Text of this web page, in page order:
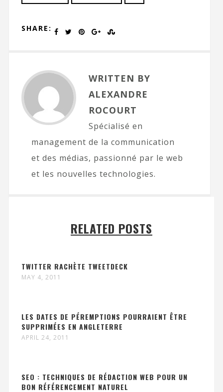
SHARE:
WRITTEN BY
ALEXANDRE
ROCOURT
Spécialisé en
management de la communication
et des médias, passionné par le web
et les nouvelles technologies.
RELATED POSTS
TWITTER RACHÈTE TWEETDECK
MAY 4, 2011
LES DATES DE PÉREMPTIONS POURRAIENT ÊTRE
SUPPRIMÉES EN ANGLETERRE
APRIL 24, 2011
SEO : TECHNIQUES DE RÉDACTION WEB POUR UN
BON RÉFÉRENCEMENT NATUREL